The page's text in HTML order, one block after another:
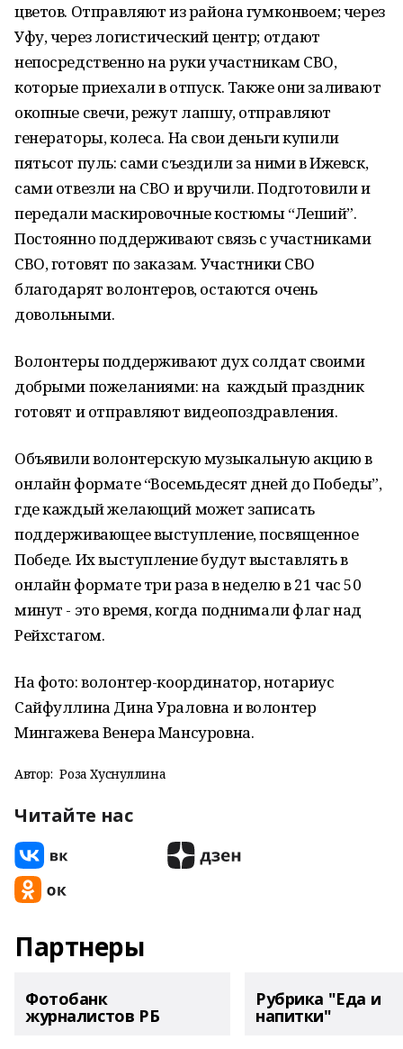
цветов. Отправляют из района гумконвоем; через
Уфу, через логистический центр; отдают
непосредственно на руки участникам СВО,
которые приехали в отпуск. Также они заливают
окопные свечи, режут лапшу, отправляют
генераторы, колеса. На свои деньги купили
пятьсот пуль: сами съездили за ними в Ижевск,
сами отвезли на СВО и вручили. Подготовили и
передали маскировочные костюмы “Леший”.
Постоянно поддерживают связь с участниками
СВО, готовят по заказам. Участники СВО
благодарят волонтеров, остаются очень
довольными.
Волонтеры поддерживают дух солдат своими
добрыми пожеланиями: на каждый праздник
готовят и отправляют видеопоздравления.
Объявили волонтерскую музыкальную акцию в
онлайн формате “Восемьдесят дней до Победы”,
где каждый желающий может записать
поддерживающее выступление, посвященное
Победе. Их выступление будут выставлять в
онлайн формате три раза в неделю в 21 час 50
минут - это время, когда поднимали флаг над
Рейхстагом.
На фото: волонтер-координатор, нотариус
Сайфуллина Дина Ураловна и волонтер
Мингажева Венера Мансуровна.
Автор: Роза Хуснуллина
Читайте нас
Партнеры
Фотобанк
журналистов РБ
Рубрика "Еда и
напитки"